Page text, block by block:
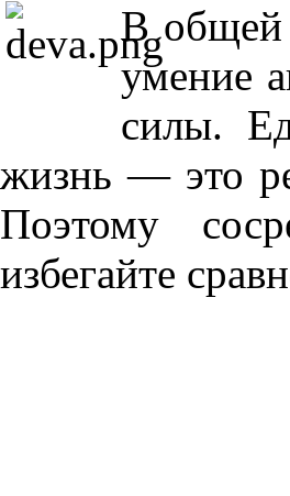
В общей
умение
силы.
жизнь — это
Поэтому
избегайте